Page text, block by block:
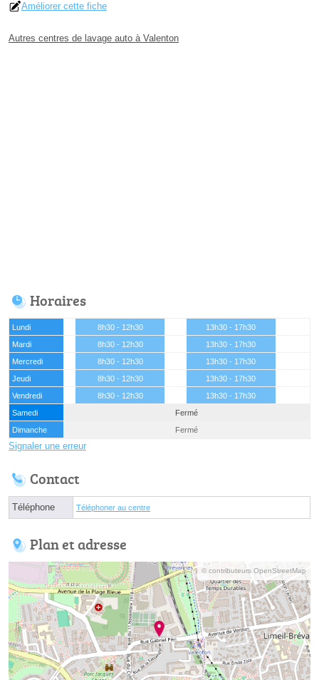
Améliorer cette fiche
Autres centres de lavage auto à Valenton
Horaires
Lundi 8h30 - 12h30
13h30 - 17h30
Mardi
8h30 - 12h30
13h30 - 17h30
Mercredi
8h30 - 12h30
13h30 - 17h30
Jeudi
8h30 - 12h30
13h30 - 17h30
Vendredi
8h30 - 12h30
13h30 - 17h30
Samedi
Fermé
Dimanche
Fermé
Signaler une erreur
Contact
Téléphone Téléphoner au centre
Plan et adresse
© contributeurs OpenStreetMap